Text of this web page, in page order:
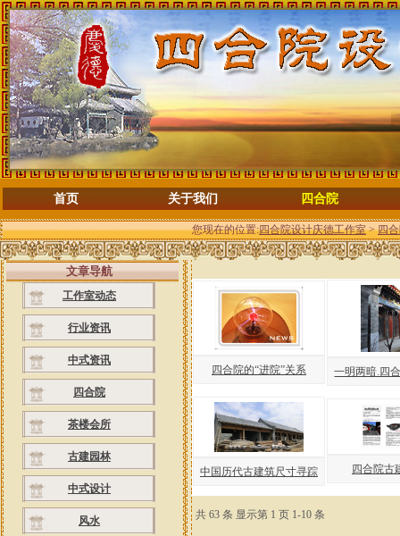
首页 关于我们 四合院
您现在的位置:四合院设计庆德工作室>四
文章导航
工作室动态
行业资讯
中式资讯
四合院
茶楼会所
古建园林
中式设计
风水
四合院的“进院”关系 一明两暗.四
中国历代古建筑尺寸寻踪 四合院古
共 63 条 显示第 1 页 1-10 条